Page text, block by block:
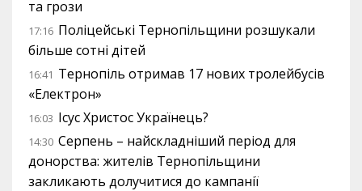
та грози
17:16 Поліцейські Тернопільщини розшукали
більше сотні дітей
16:41 Тернопіль отримав 17 нових тролейбусів
«Електрон»
16:03 Ісус Христос Українець?
14:30 Серпень – найскладніший період для
донорства: жителів Тернопільщини
закликають долучитися до кампанії